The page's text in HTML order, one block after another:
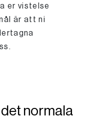
er vistelse
är att ni
normala